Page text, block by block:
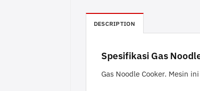
DESCRIPTION
Spesifikasi Gas
Gas Noodle Cooker. Mesin